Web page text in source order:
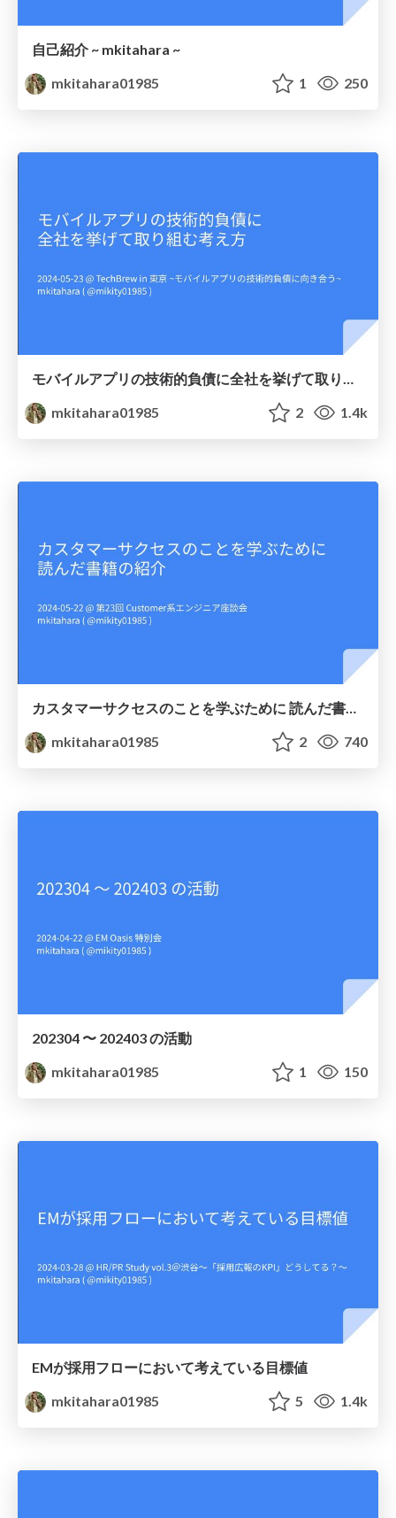
自己紹介 ~ mkitahara ~
mkitahara01985
1 250
モバイルアプリの技術的負債に全社を挙げて取り組む考え方
mkitahara01985
2 1.4k
カスタマーサクセスのことを学ぶために 読んだ書籍の紹介
mkitahara01985
2 740
202304 〜 202403 の活動
mkitahara01985
1 150
EMが採用フローにおいて考えている目標値
mkitahara01985
5 1.4k